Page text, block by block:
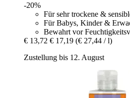
-20%
Für sehr trockene &
Für Babys, Kinder &
Bewahrt vor
€ 13,72 € 17,19 (€ 27,44 / l)
Zustellung bis 12. August